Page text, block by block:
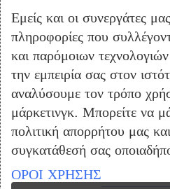
Καλάθι
Όροι
Τρόποι
Προσωπικά
Πολιτική
Εμείς και οι συνεργάτες
πληροφορίες που
και παρόμοιων
την εμπειρία σας στον
αναλύσουμε τον τρόπο
μάρκετινγκ. Μπορείτε να
πολιτική απορρήτου μας
συγκατάθεσή σας
ΟΡΟΙ ΧΡΗΣΗΣ